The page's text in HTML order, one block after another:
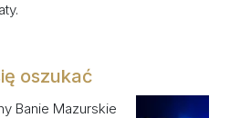
oszukać
Banie Mazurskie